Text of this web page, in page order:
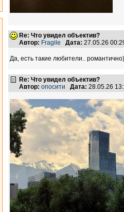
Re: Что увидел объектив?
Автор: Fragile Дата: 27.05.26
Да, есть такие любители..
Re: Что увидел объектив?
Автор: опосити Дата: 28.05.26